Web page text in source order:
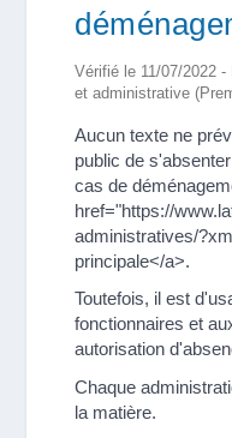
Vérifié le 11/07/2022
et administrative
Aucun texte ne
public de
cas de
href="https://
administratives/
principale</a>.
Toutefois, il est
fonctionnaires et
autorisation
Chaque
la matière.